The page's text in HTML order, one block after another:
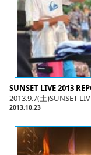
SUNSET LIVE 2013
2013.9.7(土)SUNSET
2013.10.23